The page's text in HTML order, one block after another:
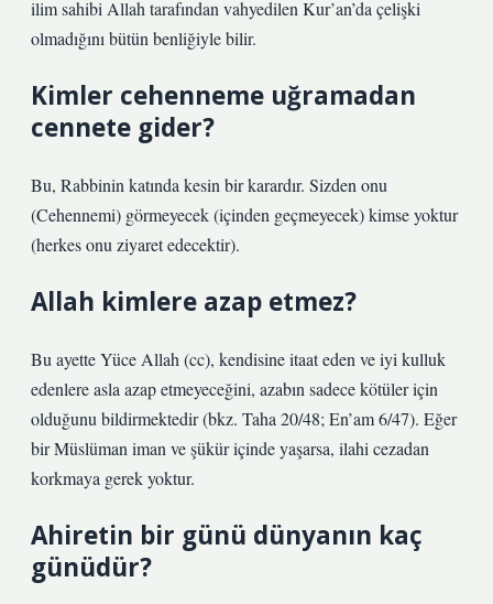
ilim sahibi Allah tarafından vahyedilen Kur’an’da çelişki
olmadığını bütün benliğiyle bilir.
Kimler cehenneme uğramadan
cennete gider?
Bu, Rabbinin katında kesin bir karardır. Sizden onu
(Cehennemi) görmeyecek (içinden geçmeyecek) kimse yoktur
(herkes onu ziyaret edecektir).
Allah kimlere azap etmez?
Bu ayette Yüce Allah (cc), kendisine itaat eden ve iyi kulluk
edenlere asla azap etmeyeceğini, azabın sadece kötüler için
olduğunu bildirmektedir (bkz. Taha 20/48; En’am 6/47). Eğer
bir Müslüman iman ve şükür içinde yaşarsa, ilahi cezadan
korkmaya gerek yoktur.
Ahiretin bir günü dünyanın kaç
günüdür?